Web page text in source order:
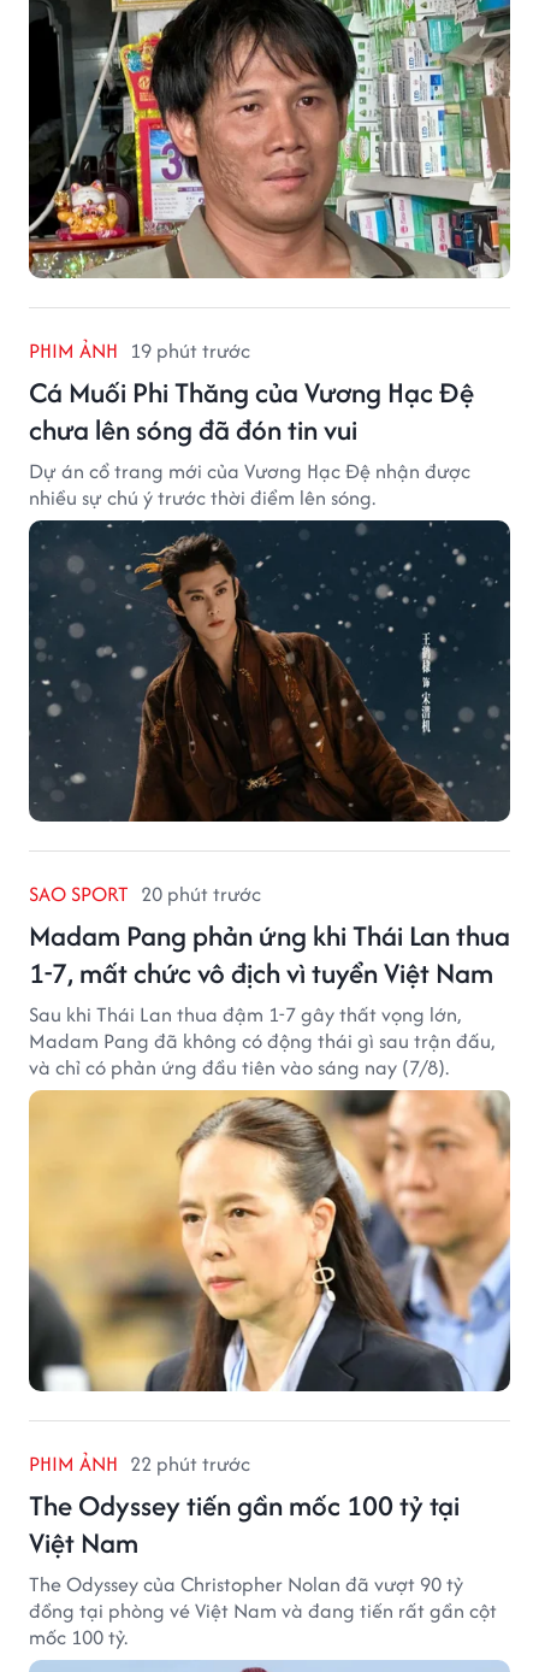
PHIM ẢNH 19 phút trước
Cá Muối Phi Thăng của Vương Hạc Đệ
chưa lên sóng đã đón tin vui
Dự án cổ trang mới của Vương Hạc Đệ nhận được
nhiều sự chú ý trước thời điểm lên sóng.
SAO SPORT 20 phút trước
Madam Pang phản ứng khi Thái Lan thua
1-7, mất chức vô địch vì tuyển Việt Nam
Sau khi Thái Lan thua đậm 1-7 gây thất vọng lớn,
Madam Pang đã không có động thái gì sau trận đấu,
và chỉ có phản ứng đầu tiên vào sáng nay (7/8).
PHIM ẢNH 22 phút trước
The Odyssey tiến gần mốc 100 tỷ tại
Việt Nam
The Odyssey của Christopher Nolan đã vượt 90 tỷ
đồng tại phòng vé Việt Nam và đang tiến rất gần cột
mốc 100 tỷ.